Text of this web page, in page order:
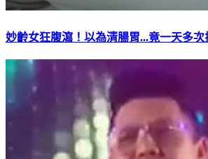
妙齡女狂腹瀉！以為清腸胃...竟一天多